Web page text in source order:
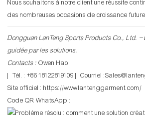
Nous souhaitons à notre client une réussite
des nombreuses occasions de croissance
Dongguan LanTeng Sports Products Co., Ltd. –
guidée par les solutions.
Contacts : Owen Hao
| Tél. : +86 18122819109 | Courriel
Site officiel : https://www.lantenggarment.com/
Code QR WhatsApp :